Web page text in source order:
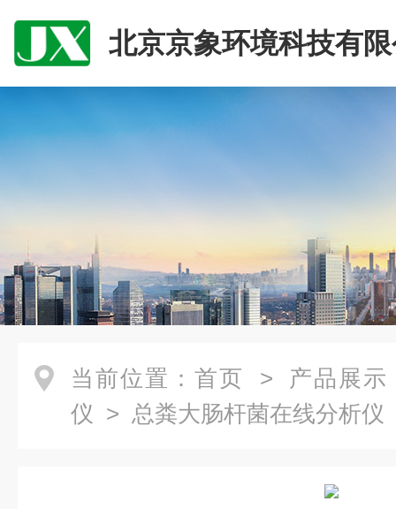
北京京象环境科技有
当前位置： 首页 > 产品展示
仪 > 总粪大肠杆菌在线分析仪